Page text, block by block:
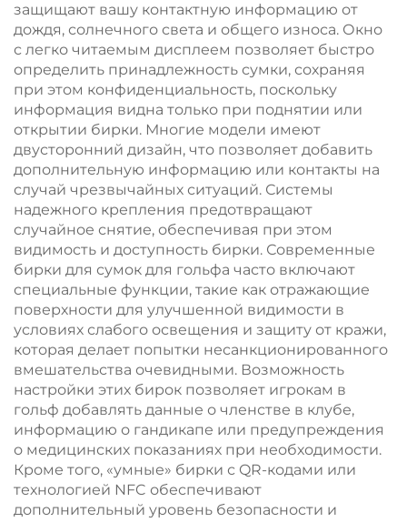
защищают вашу контактную информацию от
дождя, солнечного света и общего износа. Окно
с легко читаемым дисплеем позволяет быстро
определить принадлежность сумки, сохраняя
при этом конфиденциальность, поскольку
информация видна только при поднятии или
открытии бирки. Многие модели имеют
двусторонний дизайн, что позволяет добавить
дополнительную информацию или контакты на
случай чрезвычайных ситуаций. Системы
надежного крепления предотвращают
случайное снятие, обеспечивая при этом
видимость и доступность бирки. Современные
бирки для сумок для гольфа часто включают
специальные функции, такие как отражающие
поверхности для улучшенной видимости в
условиях слабого освещения и защиту от кражи,
которая делает попытки несанкционированного
вмешательства очевидными. Возможность
настройки этих бирок позволяет игрокам в
гольф добавлять данные о членстве в клубе,
информацию о гандикапе или предупреждения
о медицинских показаниях при необходимости.
Кроме того, «умные» бирки с QR-кодами или
технологией NFC обеспечивают
дополнительный уровень безопасности и